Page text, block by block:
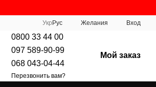
Укр Рус Желания Вход
0800 33 44 00
097 589-90-99
068 043-04-44
Перезвонить вам?
Мой заказ